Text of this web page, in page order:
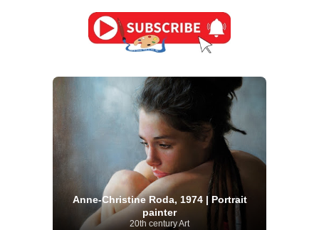
Anne-Christine Roda, 1974 | Portrait
painter
20th century Art